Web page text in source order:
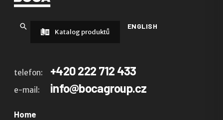
ENGLISH
Katalog produktů
telefon: +420 222 712 433
e-mail: info@bocagroup.cz
Home